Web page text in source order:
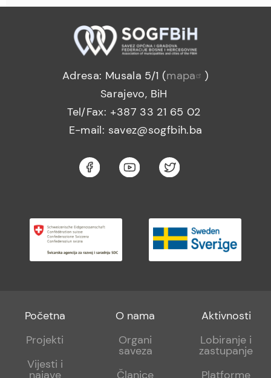
Adresa: Musala 5/1 (mapa
)
Sarajevo, BiH
Tel/Fax: +387 33 21 65 02
E-mail: savez@sogfbih.ba
Footer
menu
Početna
Projekti
Vijesti i
Footer
sub
O nama
Organi
saveza
Footer
sub
Aktivnosti
Lobiranje i
zastupanje